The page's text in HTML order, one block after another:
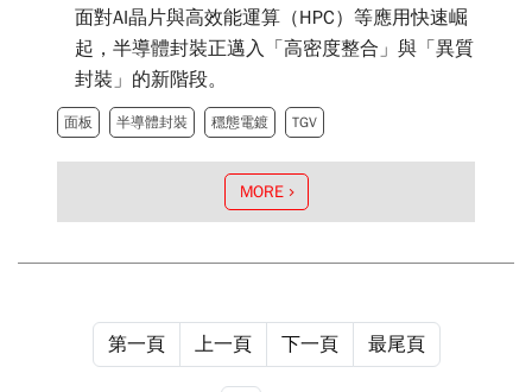
面對AI晶片與高效能運算（HPC）等應用快速崛
起，半導體封裝正邁入「高密度整合」與「異質
封裝」的新階段。
面板 半導體封裝 穩態電鍍 TGV
MORE
第一頁 上一頁 下一頁 最尾頁